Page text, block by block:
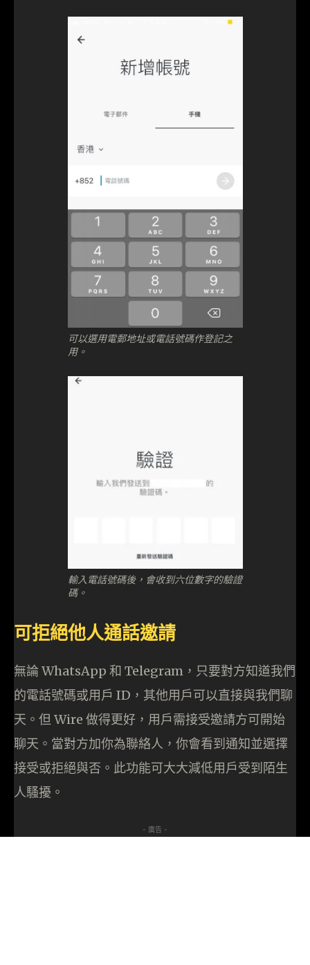
可以選用電郵地址或電話號碼作登記之
用。
輸入電話號碼後，會收到六位數字的驗證
碼。
可拒絕他人通話邀請
無論 WhatsApp 和 Telegram，只要對方知道我們
的電話號碼或用戶 ID，其他用戶可以直接與我們聊
天。但 Wire 做得更好，用戶需接受邀請方可開始
聊天。當對方加你為聯絡人，你會看到通知並選擇
接受或拒絕與否。此功能可大大減低用戶受到陌生
人騷擾。
- 廣告 -